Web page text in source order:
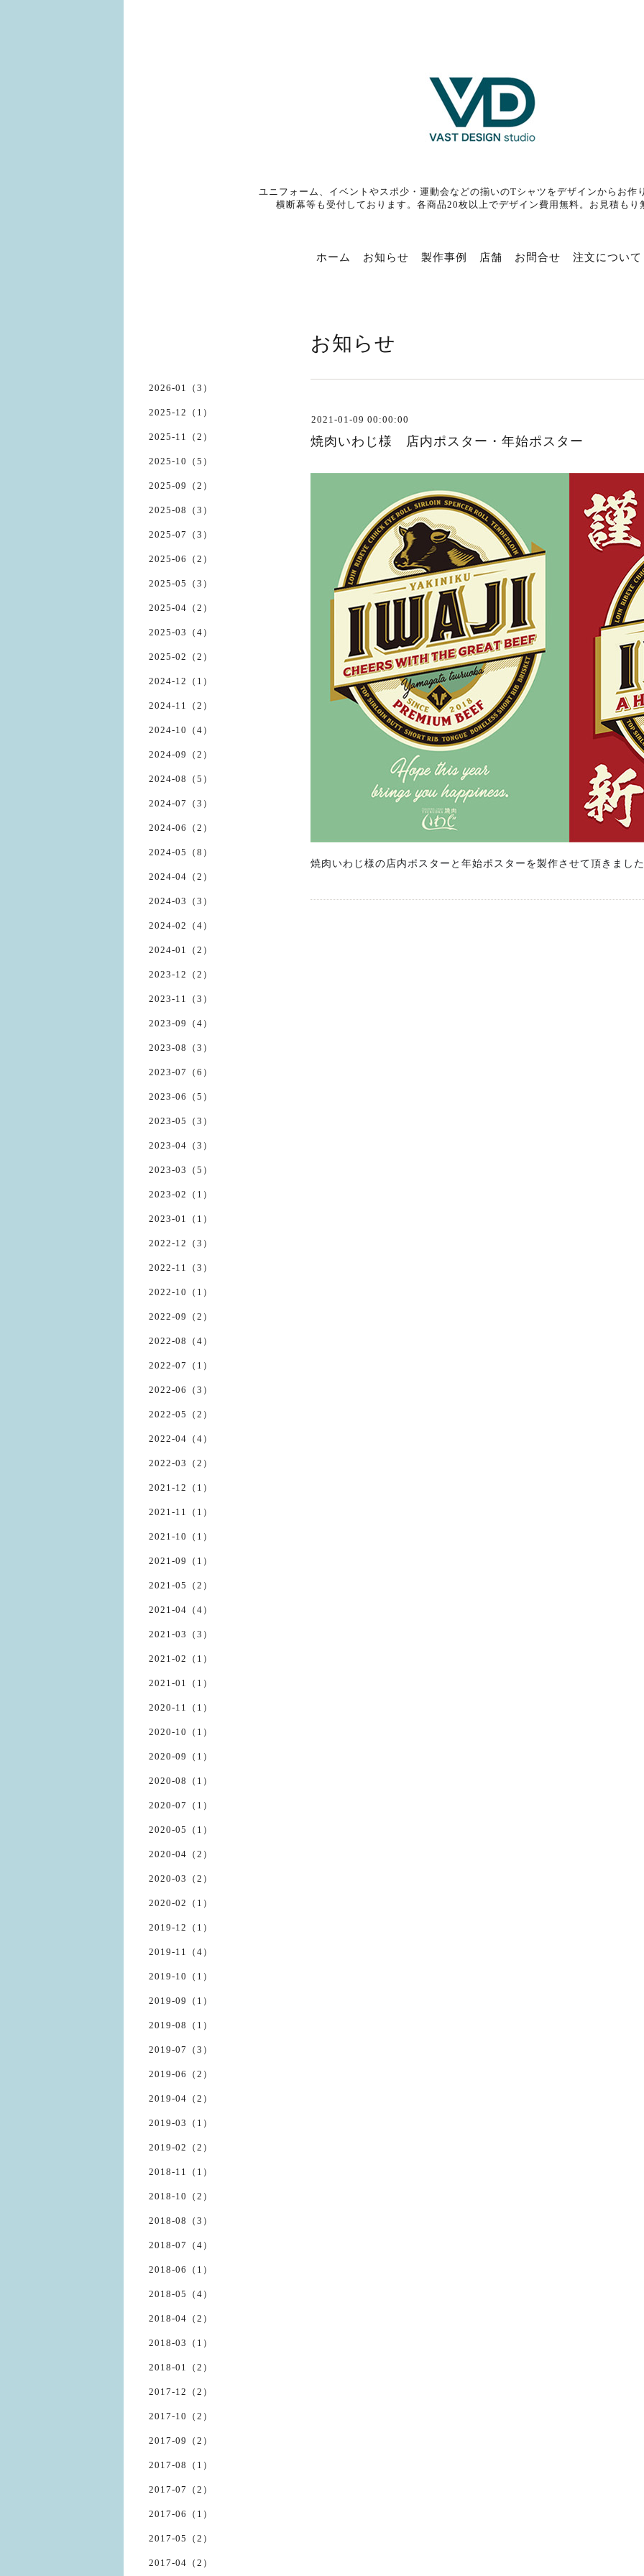
ユニフォーム、イベントやスポ少・運動会などの揃いのTシャツをデザインからお作
横断幕等も受付しております。各商品20枚以上でデザイン費用無料。お見積もり
ホーム お知らせ 製作事例 店舗 お問合せ 注文について
お知らせ
2021-01-09 00:00:00
焼肉いわじ様 店内ポスター・年始ポスター
焼肉いわじ様の店内ポスターと年始ポスターを製作させて頂きまし
2026-01（3）
2025-12（1）
2025-11（2）
2025-10（5）
2025-09（2）
2025-08（3）
2025-07（3）
2025-06（2）
2025-05（3）
2025-04（2）
2025-03（4）
2025-02（2）
2024-12（1）
2024-11（2）
2024-10（4）
2024-09（2）
2024-08（5）
2024-07（3）
2024-06（2）
2024-05（8）
2024-04（2）
2024-03（3）
2024-02（4）
2024-01（2）
2023-12（2）
2023-11（3）
2023-09（4）
2023-08（3）
2023-07（6）
2023-06（5）
2023-05（3）
2023-04（3）
2023-03（5）
2023-02（1）
2023-01（1）
2022-12（3）
2022-11（3）
2022-10（1）
2022-09（2）
2022-08（4）
2022-07（1）
2022-06（3）
2022-05（2）
2022-04（4）
2022-03（2）
2021-12（1）
2021-11（1）
2021-10（1）
2021-09（1）
2021-05（2）
2021-04（4）
2021-03（3）
2021-02（1）
2021-01（1）
2020-11（1）
2020-10（1）
2020-09（1）
2020-08（1）
2020-07（1）
2020-05（1）
2020-04（2）
2020-03（2）
2020-02（1）
2019-12（1）
2019-11（4）
2019-10（1）
2019-09（1）
2019-08（1）
2019-07（3）
2019-06（2）
2019-04（2）
2019-03（1）
2019-02（2）
2018-11（1）
2018-10（2）
2018-08（3）
2018-07（4）
2018-06（1）
2018-05（4）
2018-04（2）
2018-03（1）
2018-01（2）
2017-12（2）
2017-10（2）
2017-09（2）
2017-08（1）
2017-07（2）
2017-06（1）
2017-05（2）
2017-04（2）